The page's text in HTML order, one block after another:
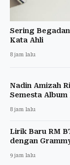
Sering
Kata Ahli
8 jam lalu
Nadin Amizah
Semesta Album
8 jam lalu
Lirik Baru RM
dengan
9 jam lalu